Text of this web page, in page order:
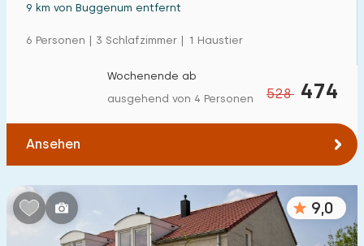
9 km von Buggenum entfernt
6 Personen | 3 Schlafzimmer | 1 Haustier
528 474
Wochenende ab
ausgehend von 4 Personen
Ansehen
9,0